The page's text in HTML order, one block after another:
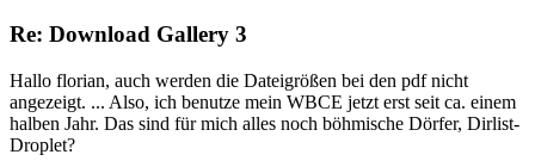
Re: Download Gallery 3
Hallo florian, auch werden die Dateigrößen bei den pdf nicht
angezeigt. ... Also, ich benutze mein WBCE jetzt erst seit ca. einem
halben Jahr. Das sind für mich alles noch böhmische Dörfer, Dirlist-
Droplet?